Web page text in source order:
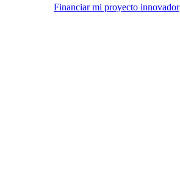
Financiar mi proyecto innovador